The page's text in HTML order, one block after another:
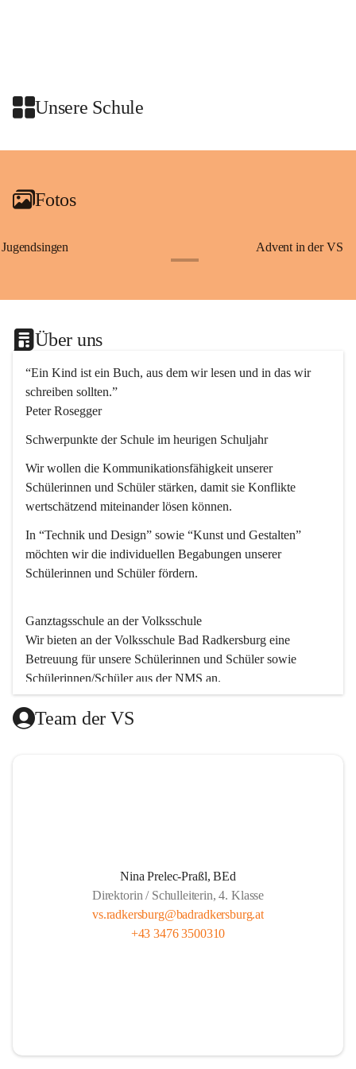
Geschichte der Steiermark verbunden sind.
Unsere Schule
+2
Fotos
Jugendsingen Advent in der VS
Über uns
“Ein Kind ist ein Buch, aus dem wir lesen und in das wir
schreiben sollten.”
Peter Rosegger
Schwerpunkte der Schule im heurigen Schuljahr
Wir wollen die Kommunikationsfähigkeit unserer
Schülerinnen und Schüler stärken, damit sie Konflikte
wertschätzend miteinander lösen können.
In “Technik und Design” sowie “Kunst und Gestalten”
möchten wir die individuellen Begabungen unserer
Schülerinnen und Schüler fördern.
Ganztagsschule an der Volksschule
Wir bieten an der Volksschule Bad Radkersburg eine
Betreuung für unsere Schülerinnen und Schüler sowie
Schülerinnen/Schüler aus der NMS an.
Der Betreuungsteil startet um 11.45 und endet um 17.30.
freitags von 13.00 bis 13.50 statt.
Es besteht für gemeldete Kinder Anwesenheitspflicht bis
16.00. Seit 1. September 2017 gibt es aber die gesetzliche
Klausel, dass auf Verlangen der Eltern die SchülerInnen
Team der VS
Nina Prelec-Praßl, BEd
Direktorin / Schulleiterin, 4. Klasse
vs.radkersburg@badradkersburg.at
+43 3476 3500310